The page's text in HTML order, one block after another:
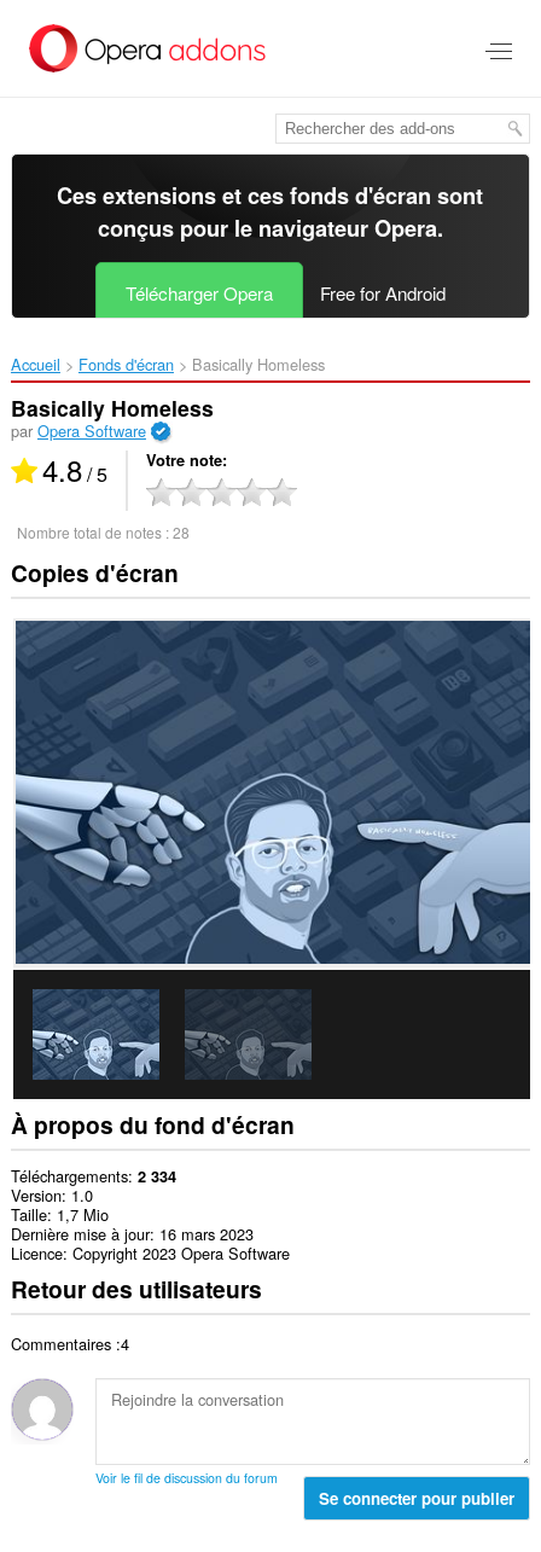
contenu
Ces extensions et ces fonds d'écran sont
conçus pour le navigateur Opera.
Télécharger Opera Free for Android
Accueil Fonds d'écran Basically Homeless‎
Basically Homeless
par Opera Software
4.8/ 5 Votre note
Nombre total de notes :28
Copies d'écran
À propos du fond d'écran
Téléchargements 2 334
Version 1.0
Taille 1,7 Mio
Dernière mise à jour 16 mars 2023
Licence Copyright 2023 Opera Software
Retour des utilisateurs
Commentaires :4
Voir le fil de discussion du forum
Se connecter pour publier